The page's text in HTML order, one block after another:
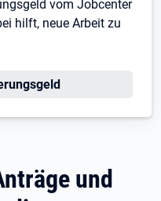
vom Jobcenter
hilft, neue Arbeit zu
und